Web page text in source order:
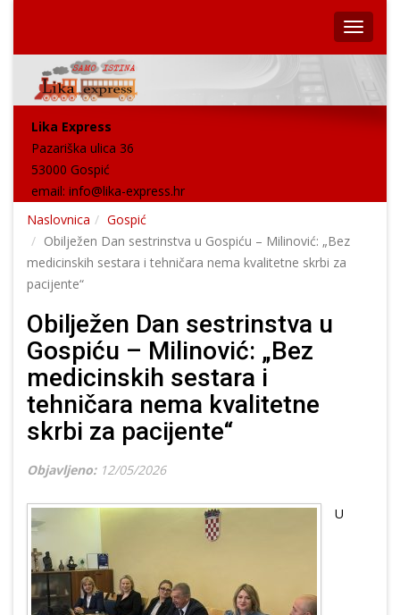
Lika Express
Pazariška ulica 36
53000 Gospić
email: info@lika-express.hr
Naslovnica
Gospić
Obilježen Dan sestrinstva u Gospiću – Milinović: „Bez
medicinskih sestara i tehničara nema kvalitetne skrbi za
pacijente“
Obilježen Dan sestrinstva u
Gospiću – Milinović: „Bez
medicinskih sestara i
tehničara nema kvalitetne
skrbi za pacijente“
Objavljeno: 12/05/2026
U